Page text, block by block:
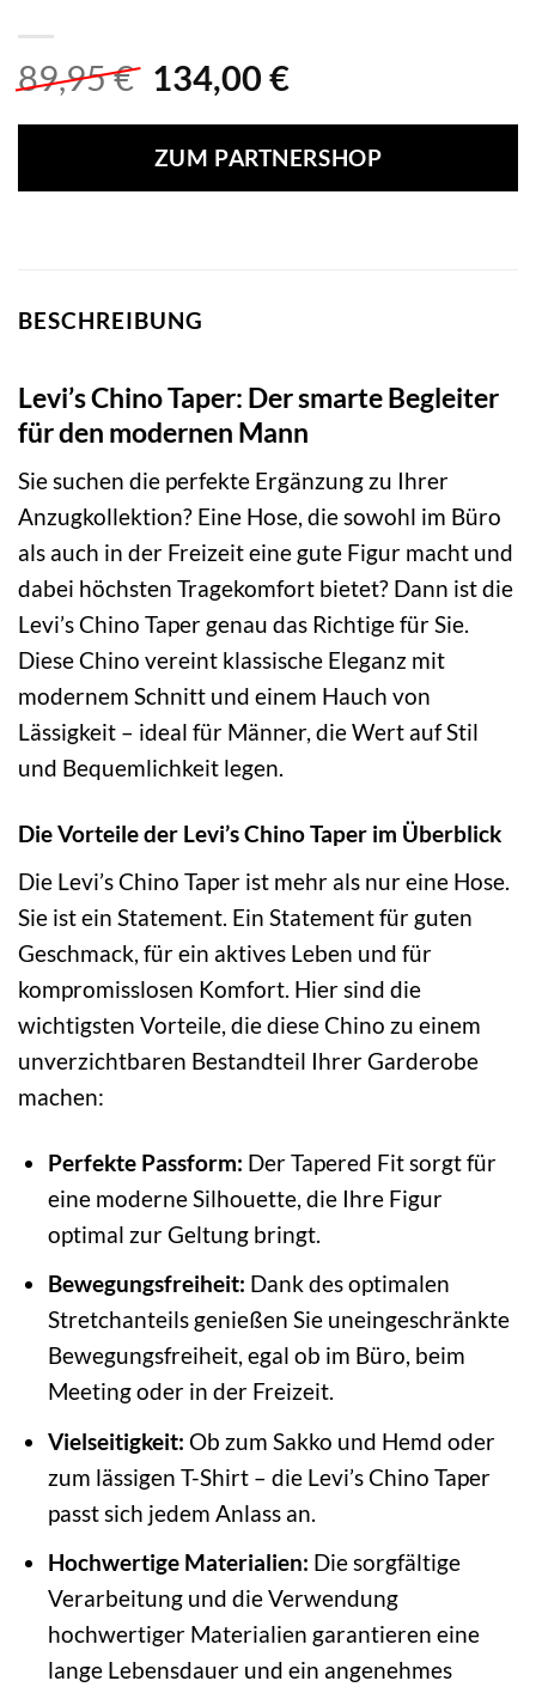
89,95€ Ursprünglicher
war:
89,95 €
134,00 €Aktueller
ist:
134,00 €.
ZUM PARTNERSHOP
BESCHREIBUNG
Levi’s Chino Taper: Der smarte Begleiter
für den modernen Mann
Sie suchen die perfekte Ergänzung zu Ihrer
Anzugkollektion? Eine Hose, die sowohl im Büro
als auch in der Freizeit eine gute Figur macht und
dabei höchsten Tragekomfort bietet? Dann ist die
Levi’s Chino Taper genau das Richtige für Sie.
Diese Chino vereint klassische Eleganz mit
modernem Schnitt und einem Hauch von
Lässigkeit – ideal für Männer, die Wert auf Stil
und Bequemlichkeit legen.
Die Vorteile der Levi’s Chino Taper im Überblick
Die Levi’s Chino Taper ist mehr als nur eine Hose.
Sie ist ein Statement. Ein Statement für guten
Geschmack, für ein aktives Leben und für
kompromisslosen Komfort. Hier sind die
wichtigsten Vorteile, die diese Chino zu einem
unverzichtbaren Bestandteil Ihrer Garderobe
machen:
Perfekte Passform: Der Tapered Fit sorgt für
eine moderne Silhouette, die Ihre Figur
optimal zur Geltung bringt.
Bewegungsfreiheit: Dank des optimalen
Stretchanteils genießen Sie uneingeschränkte
Bewegungsfreiheit, egal ob im Büro, beim
Meeting oder in der Freizeit.
Vielseitigkeit: Ob zum Sakko und Hemd oder
zum lässigen T-Shirt – die Levi’s Chino Taper
passt sich jedem Anlass an.
Hochwertige Materialien: Die sorgfältige
Verarbeitung und die Verwendung
hochwertiger Materialien garantieren eine
lange Lebensdauer und ein angenehmes